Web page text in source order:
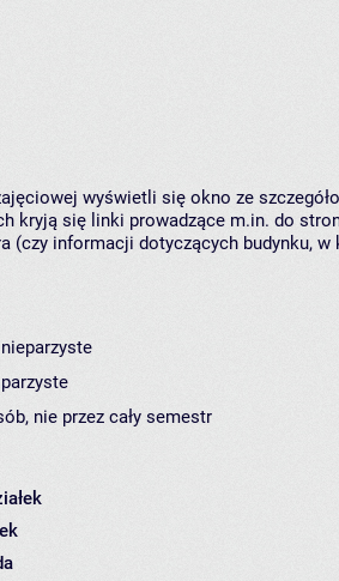
wyświetli się okno ze
kryją się linki prowadzące m.in. do
(czy informacji dotyczących budynku, w
nie przez cały semestr